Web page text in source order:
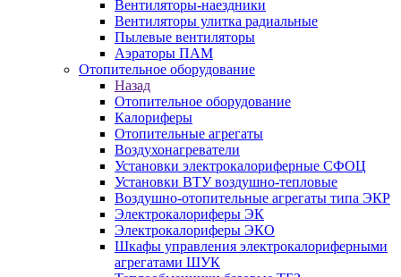
Вентиляторы-наездники
Вентиляторы улитка радиальные
Пылевые вентиляторы
Аэраторы ПАМ
Отопительное оборудование
Назад
Отопительное оборудование
Калориферы
Отопительные агрегаты
Воздухонагреватели
Установки электрокалориферные СФОЦ
Установки ВТУ воздушно-тепловые
Воздушно-отопительные агрегаты типа ЭКР
Электрокалориферы ЭК
Электрокалориферы ЭКО
Шкафы управления электрокалориферными
агрегатами ШУК